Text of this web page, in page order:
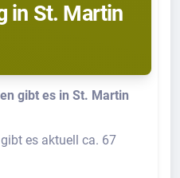
in St. Martin
gibt es in St. Martin
es aktuell ca. 67